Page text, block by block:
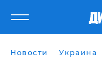
Новости Украина